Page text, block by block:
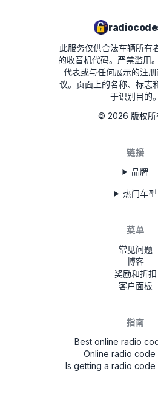
此服务仅供合法车辆所有
的收音机代码。严禁滥用。
代表或与任何展示的注
议。页面上的名称、标志
于识别目的。
© 2026 版权所
链接
品牌
热门车型
菜单
常见问题
博客
奖励和折扣
客户面板
指南
Best online radio
Online radio code
Is getting a radio code